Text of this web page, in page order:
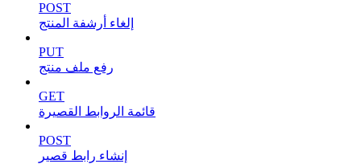
POST
إلغاء أرشفة المنتج
PUT
رفع ملف منتج
GET
قائمة الروابط القصيرة
POST
إنشاء رابط قصير